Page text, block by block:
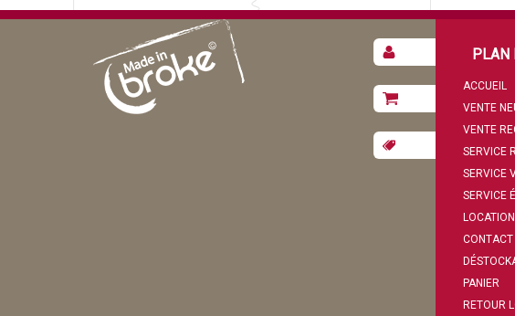
PLAN
ACCUEIL
VENTE
VENTE
SERVICE
SERVICE
SERVICE
LOCATION
CONTACT
PANIER
RETOUR